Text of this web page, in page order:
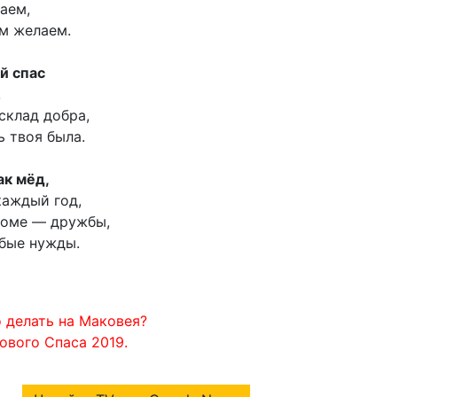
желаем.
спас
добра,
твоя была.
мёд,
год,
— дружбы,
нужды.
делать на Маковея?
Спаса 2019.